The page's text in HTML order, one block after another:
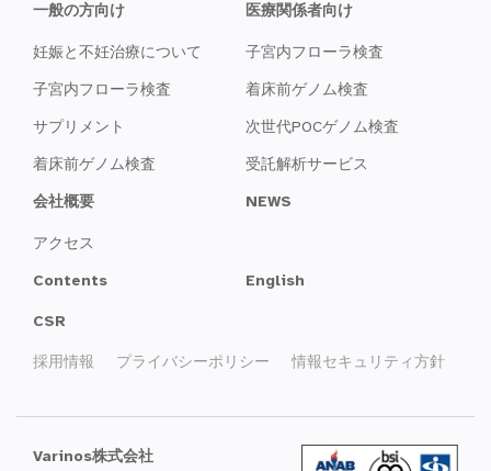
一般の方向け
妊娠と不妊治療について
子宮内フローラ検査
サプリメント
着床前ゲノム検査
医療関係者向け
子宮内フローラ検査
着床前ゲノム検査
次世代POCゲノム検査
受託解析サービス
会社概要
アクセス
NEWS
Contents English
CSR
採用情報 プライバシーポリシー 情報セキュリティ方針
Varinos株式会社